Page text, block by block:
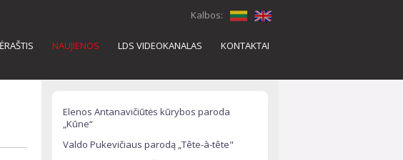
Kalbos:
NAUJIENOS LDS VIDEOKANALAS KONTAKTAI
Elenos Antanavičiūtės kūrybos paroda
„Kūne“
Valdo Pukevičiaus parodą „Tête-à-tête"